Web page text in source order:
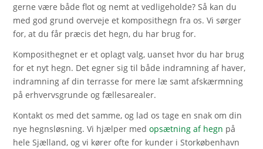
gerne være både flot og nemt at vedligeholde? Så kan du
med god grund overveje et komposithegn fra os. Vi sørger
for, at du får præcis det hegn, du har brug for.
Komposithegnet er et oplagt valg, uanset hvor du har brug
for et nyt hegn. Det egner sig til både indramning af haver,
indramning af din terrasse for mere læ samt afskærmning
på erhvervsgrunde og fællesarealer.
Kontakt os med det samme, og lad os tage en snak om din
nye hegnsløsning. Vi hjælper medopsætning af hegn på
hele Sjælland, og vi kører ofte for kunder i Storkøbenhavn